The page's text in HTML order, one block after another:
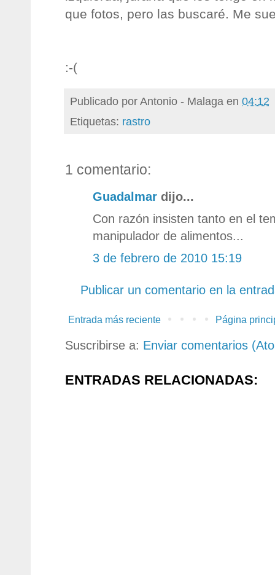
que fotos, pero las buscaré. Me
:-(
Publicado porAntonio - Malaga en 04:12
Etiquetas: rastro
1 comentario:
Guadalmar dijo...
Con razón insisten tanto en el
manipulador de alimentos...
3 de febrero de 2010 15:19
Publicar un comentario en la
Entrada más reciente Página
Suscribirse a: Enviar comentarios
ENTRADAS RELACIONADAS: